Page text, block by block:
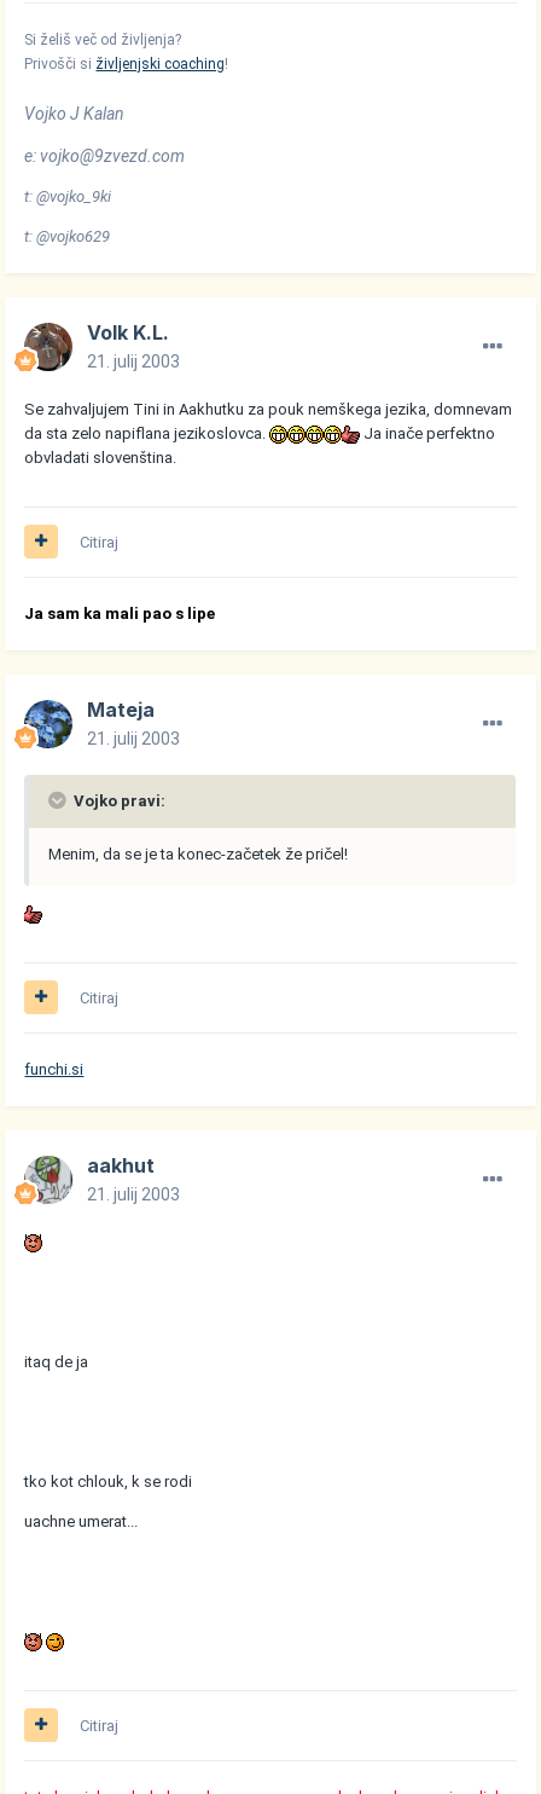
Si želiš več od življenja?
Privošči si življenjski coaching!
Vojko J Kalan
e: vojko@9zvezd.com
t: @vojko_9ki
t: @vojko629
Volk K.L.
21. julij 2003
Se zahvaljujem Tini in Aakhutku za pouk nemškega jezika, domnevam
da sta zelo napiflana jezikoslovca.
Ja inače perfektno
obvladati slovenština.
Citiraj
Ja sam ka mali pao s lipe
Mateja
21. julij 2003
Vojko pravi:
Menim, da se je ta konec-začetek že pričel!
Citiraj
funchi.si
aakhut
21. julij 2003
itaq de ja
tko kot chlouk, k se rodi
uachne umerat...
Citiraj